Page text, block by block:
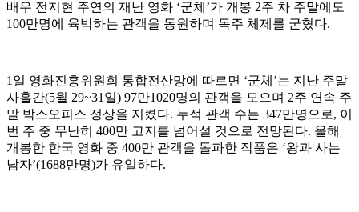
배우 전지현 주연의 재난 영화 ‘군체’가 개봉 2주 차 주말에도
100만명에 육박하는 관객을 동원하며 독주 체제를 굳혔다.
1일 영화진흥위원회 통합전산망에 따르면 ‘군체’는 지난 주말
사흘간(5월 29~31일) 97만1020명의 관객을 모으며 2주 연속 주
말 박스오피스 정상을 지켰다. 누적 관객 수는 347만명으로, 이
번 주 중 무난히 400만 고지를 넘어설 것으로 전망된다. 올해
개봉한 한국 영화 중 400만 관객을 돌파한 작품은 ‘왕과 사는
남자’(1688만명)가 유일하다.